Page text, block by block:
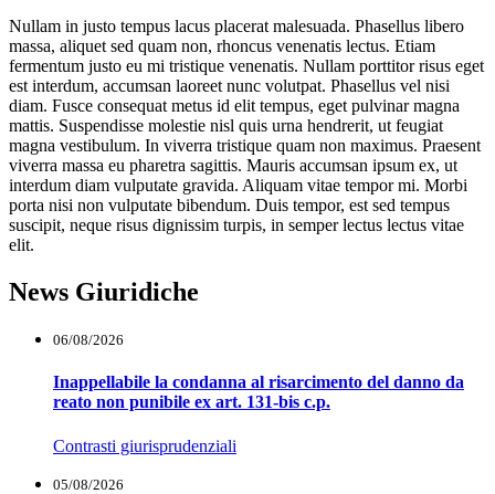
Nullam in justo tempus lacus placerat malesuada. Phasellus libero
massa, aliquet sed quam non, rhoncus venenatis lectus. Etiam
fermentum justo eu mi tristique venenatis. Nullam porttitor risus eget
est interdum, accumsan laoreet nunc volutpat. Phasellus vel nisi
diam. Fusce consequat metus id elit tempus, eget pulvinar magna
mattis. Suspendisse molestie nisl quis urna hendrerit, ut feugiat
magna vestibulum. In viverra tristique quam non maximus. Praesent
viverra massa eu pharetra sagittis. Mauris accumsan ipsum ex, ut
interdum diam vulputate gravida. Aliquam vitae tempor mi. Morbi
porta nisi non vulputate bibendum. Duis tempor, est sed tempus
suscipit, neque risus dignissim turpis, in semper lectus lectus vitae
elit.
News Giuridiche
06/08/2026
Inappellabile la condanna al risarcimento del danno da
reato non punibile ex art. 131-bis c.p.
Contrasti giurisprudenziali
05/08/2026